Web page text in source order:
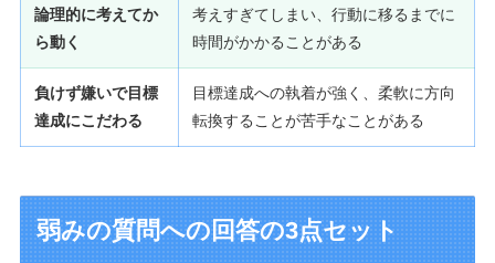
論理的に考えてか
ら動く
考えすぎてしまい、行動に移るまでに
時間がかかることがある
負けず嫌いで目標
達成にこだわる
目標達成への執着が強く、柔軟に方向
転換することが苦手なことがある
弱みの質問への回答の3点セット